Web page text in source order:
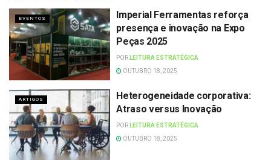
EVENTOS
Imperial Ferramentas reforça
presença e inovação na Expo
Peças 2025
POR LEITURA ESTRATÉGICA
OUTUBRO 18, 2025
ARTIGOS
Heterogeneidade corporativa:
Atraso versus Inovação
POR LEITURA ESTRATÉGICA
OUTUBRO 18, 2025